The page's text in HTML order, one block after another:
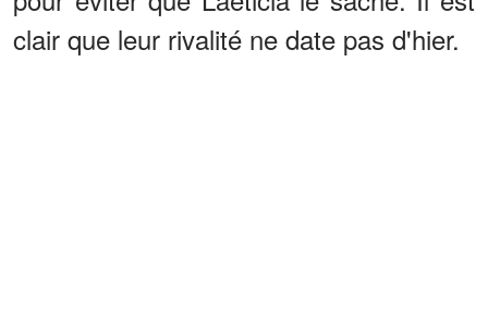
clair que leur rivalité ne date pas d'hier.